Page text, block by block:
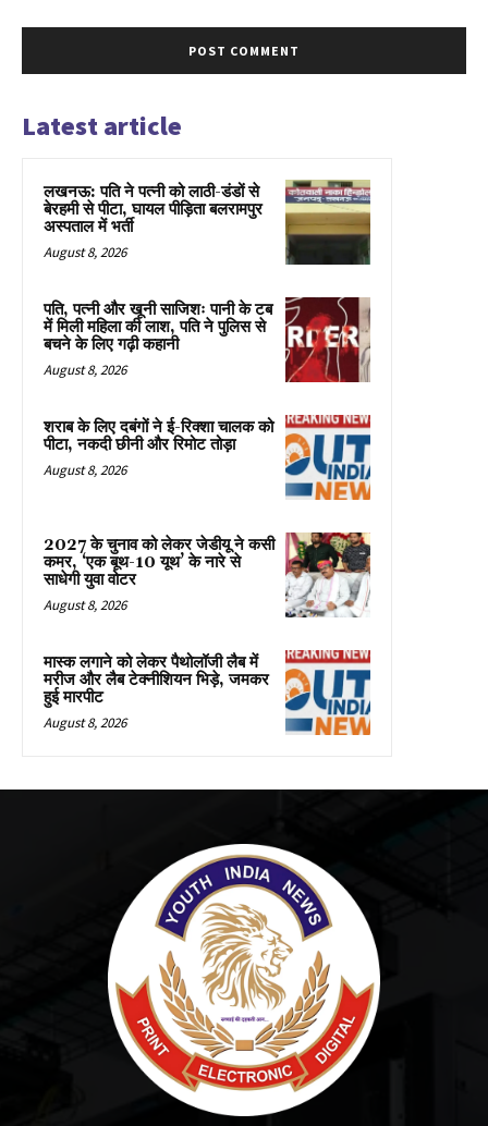
Latest article
लखनऊ: पति ने पत्नी को लाठी-डंडों से
बेरहमी से पीटा, घायल पीड़िता बलरामपुर
अस्पताल में भर्ती
August 8, 2026
पति, पत्नी और खूनी साजिशः पानी के टब
में मिली महिला की लाश, पति ने पुलिस से
बचने के लिए गढ़ी कहानी
August 8, 2026
शराब के लिए दबंगों ने ई-रिक्शा चालक को
पीटा, नकदी छीनी और रिमोट तोड़ा
August 8, 2026
2027 के चुनाव को लेकर जेडीयू ने कसी
कमर, ‘एक बूथ-10 यूथ’ के नारे से
साधेगी युवा वोटर
August 8, 2026
मास्क लगाने को लेकर पैथोलॉजी लैब में
मरीज और लैब टेक्नीशियन भिड़े, जमकर
हुई मारपीट
August 8, 2026